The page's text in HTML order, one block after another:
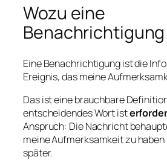
Wozu eine
Eine Benachrichtigung ist die
Ereignis, das meine
Das ist eine brauchbare
entscheidendes Wort ist
Anspruch: Die Nachricht
meine Aufmerksamkeit zu
später.